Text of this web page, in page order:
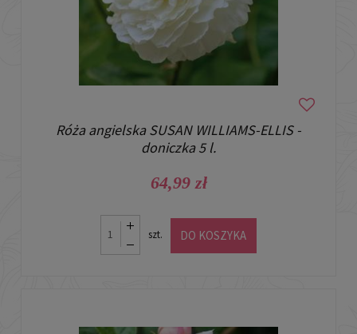
Róża angielska SUSAN WILLIAMS-ELLIS -
doniczka 5 l.
64,99 zł
szt. DO KOSZYKA